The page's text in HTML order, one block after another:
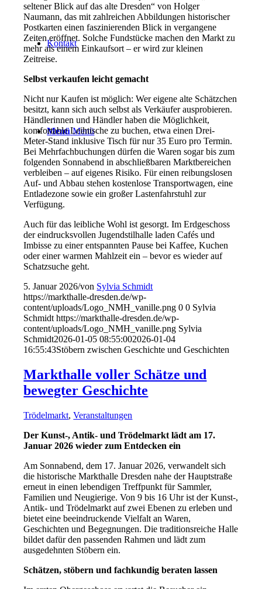
Kontakt
Menü Menü
seltener Blick auf das alte Dresden“ von Holger
Naumann, das mit zahlreichen Abbildungen historischer
Postkarten einen faszinierenden Blick in vergangene
Zeiten eröffnet. Solche Fundstücke machen den Markt zu
mehr als einem Einkaufsort – er wird zur kleinen
Zeitreise.
Selbst verkaufen leicht gemacht
Nicht nur Kaufen ist möglich: Wer eigene alte Schätzchen
besitzt, kann sich auch selbst als Verkäufer ausprobieren.
Händlerinnen und Händler haben die Möglichkeit,
komfortable Leihtische zu buchen, etwa einen Drei-
Meter-Stand inklusive Tisch für nur 35 Euro pro Termin.
Bei Mehrfachbuchungen dürfen die Waren sogar bis zum
folgenden Sonnabend in abschließbaren Marktbereichen
verbleiben – auf eigenes Risiko. Für einen reibungslosen
Auf- und Abbau stehen kostenlose Transportwagen, eine
Entladezone sowie ein großer Lastenfahrstuhl zur
Verfügung.
Auch für das leibliche Wohl ist gesorgt. Im Erdgeschoss
der eindrucksvollen Jugendstilhalle laden Cafés und
Imbisse zu einer entspannten Pause bei Kaffee, Kuchen
oder einer warmen Mahlzeit ein – bevor es wieder auf
Schatzsuche geht.
5. Januar 2026/von Sylvia Schmidt
https://markthalle-dresden.de/wp-
content/uploads/Logo_NMH_vanille.png 0 0 Sylvia
Schmidt https://markthalle-dresden.de/wp-
content/uploads/Logo_NMH_vanille.png Sylvia
Schmidt2026-01-05 08:55:002026-01-04
16:55:43Stöbern zwischen Geschichte und Geschichten
Markthalle voller Schätze und
bewegter Geschichte
Trödelmarkt,Veranstaltungen
Der Kunst-, Antik- und Trödelmarkt lädt am 17.
Januar 2026 wieder zum Entdecken ein
Am Sonnabend, dem 17. Januar 2026, verwandelt sich
die historische Markthalle Dresden nahe der Hauptstraße
erneut in einen lebendigen Treffpunkt für Sammler,
Familien und Neugierige. Von 9 bis 16 Uhr ist der Kunst-,
Antik- und Trödelmarkt auf zwei Ebenen zu erleben und
bietet eine beeindruckende Vielfalt an Waren,
Geschichten und Begegnungen. Die traditionsreiche Halle
bildet dafür den passenden Rahmen und lädt zum
ausgedehnten Stöbern ein.
Schätzen, stöbern und fachkundig beraten lassen